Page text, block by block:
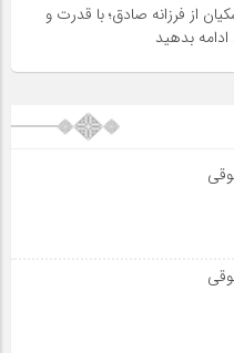
از فرزانه صادق؛ با قدرت و
بدهید